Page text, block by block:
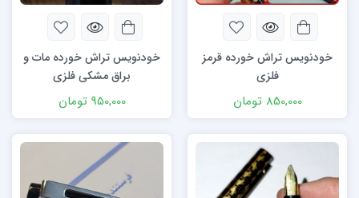
خودنویس تراش خورده قرمز
فلزی
850,000 تومان
خودنویس تراش خورده مات و
براق مشکی فلزی
950,000 تومان